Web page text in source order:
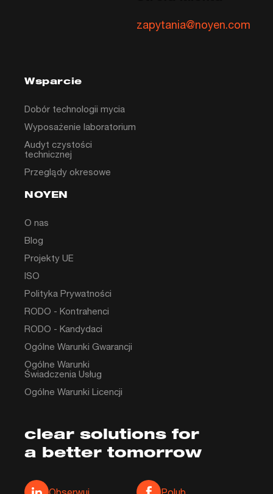
zapytania@noyen.com
Wsparcie
Dobór technologii mycia
Wyposażenie laboratorium
Audyt czystości
technicznej
Przeglądy okresowe
NOYEN
O nas
Blog
Projekty UE
ISO
Polityka Prywatności
RODO - Kontrahenci
RODO - Kandydaci
Ogólne Warunki Gwarancji
Ogólne Warunki
Świadczenia Usług
Ogólne Warunki Licencji
clear solutions for
a better tomorrow
Media społecznościowe